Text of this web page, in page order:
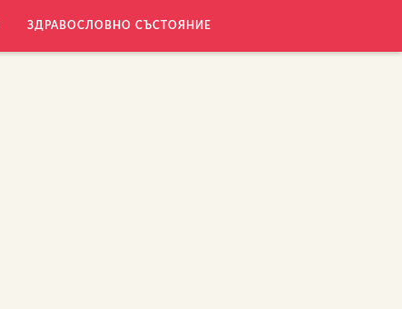
ЗДРАВОСЛОВНО СЪСТОЯНИЕ